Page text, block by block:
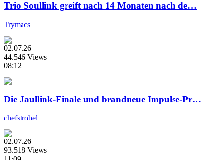
Trio Soullink greift nach 14 Monaten nach de…
Trymacs
02.07.26
44.546 Views
08:12
Die Jaullink-Finale und brandneue Impulse-Pr…
chefstrobel
02.07.26
93.518 Views